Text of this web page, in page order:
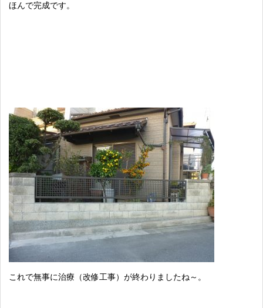
ほんで完成です。
これで無事に治療（改修工事）が終わりましたね～。